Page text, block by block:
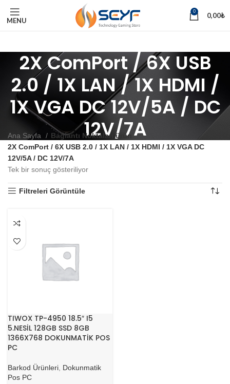
MENU
0 0,00₺
2X ComPort / 6X USB
2.0 / 1X LAN / 1X HDMI /
1X VGA DC 12V/5A / DC
12V/7A
Ana Sayfa
Bağlantı Noktaları ürün
2X ComPort / 6X USB 2.0 / 1X LAN / 1X HDMI / 1X VGA DC
12V/5A / DC 12V/7A
Tek bir sonuç gösteriliyor
Filtreleri Görüntüle
TIWOX TP-4950 18.5″ I5
5.NESİL 128GB SSD 8GB
1366X768 DOKUNMATİK POS
PC
Barkod Ürünleri Dokunmatik
Pos PC